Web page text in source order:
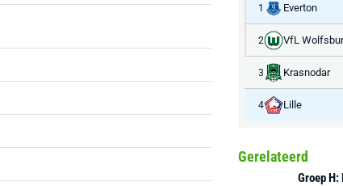
1 Everton
2 VfL
3 Krasnodar
4 Lille
Gerelateerd
Groep